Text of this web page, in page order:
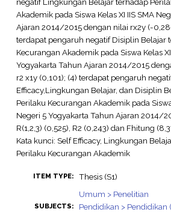
Akademik pada Siswa Kelas XI IIS SMA
Ajaran 2014/2015 dengan nilai rx2y (-
terdapat pengaruh negatif Disiplin Belajar
Kecurangan Akademik pada Siswa Kelas
Yogyakarta Tahun Ajaran 2014/2015
r2 x1y (0,101); (4) terdapat pengaruh
Efficacy,Lingkungan Belajar, dan Disiplin
Perilaku Kecurangan Akademik pada
Negeri 5 Yogyakarta Tahun Ajaran 2014/
R(1,2,3) (0,525), R2 (0,243) dan Fhitung
Kata kunci: Self Efficacy, Lingkungan
Perilaku Kecurangan Akademik
ITEM TYPE: Thesis (S1)
SUBJECTS:
Umum > Penelitian
Pendidikan > Pendidikan